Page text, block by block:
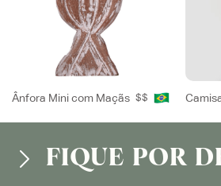
Ânfora Mini com Maçãs $$
FIQUE POR